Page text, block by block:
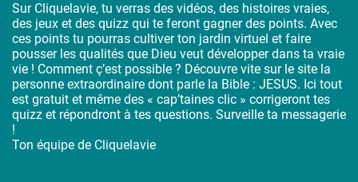
Sur Cliquelavie, tu verras des vidéos, des histoires vraies,
des jeux et des quizz qui te feront gagner des points. Avec
ces points tu pourras cultiver ton jardin virtuel et faire
pousser les qualités que Dieu veut développer dans ta vraie
vie ! Comment ç’est possible ? Découvre vite sur le site la
personne extraordinaire dont parle la Bible : JESUS. Ici tout
est gratuit et même des « cap’taines clic » corrigeront tes
quizz et répondront à tes questions. Surveille ta messagerie
!
Ton équipe de Cliquelavie